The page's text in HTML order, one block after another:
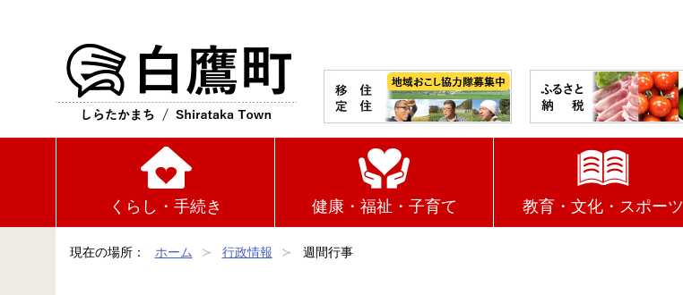
くらし・手続き 健康・福祉・子育て 教育・文化・スポーツ
現在の場所： ホーム 行政情報 週間行事